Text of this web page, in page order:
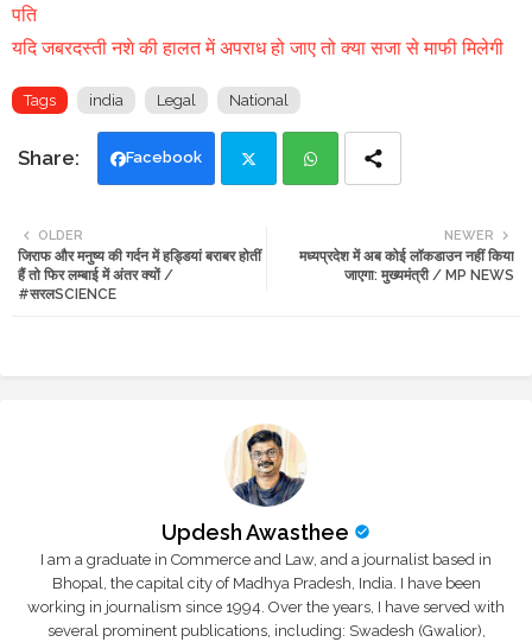
पति
यदि जबरदस्ती नशे की हालत में अपराध हो जाए तो क्या सजा से माफी मिलेगी
Tags india Legal National
Facebook
tte ats
NEWER
मध्यप्रदेश में अब कोई लॉकडाउन नहीं किया
जाएगा: मुख्यमंत्री / MP NEWS
OLDER
जिराफ और मनुष्य की गर्दन में हड्डियां बराबर होतीं
हैं तो फिर लम्बाई में अंतर क्यों /
#सरलSCIENCE
Updesh Awasthee
I am a graduate in Commerce and Law, and a journalist based in
Bhopal, the capital city of Madhya Pradesh, India. I have been
working in journalism since 1994. Over the years, I have served with
several prominent publications, including: Swadesh (Gwalior),